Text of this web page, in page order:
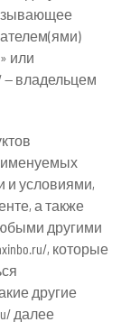
или
— владельцем
именуемых
и условиями,
а также
другими
, которые
другие
далее